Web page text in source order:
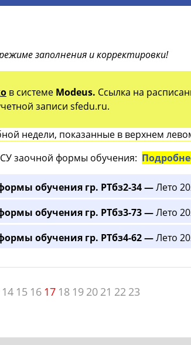
заполнения и корректировки!
в системе Modeus. Ссылка на
записи sfedu.ru.
недели, показанные в верхнем
заочной формы обучения:
обучения гр. РТбз2-34 —Лето
обучения гр. РТбз3-73 —Лето
обучения гр. РТбз4-62 —Лето
14 15 16 17 18 19 20 21 22 23